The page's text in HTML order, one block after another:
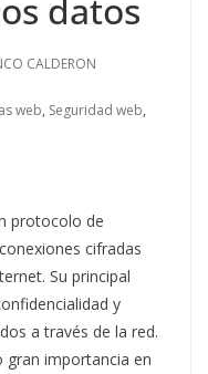
datos
CALDERON
web, Seguridad web,
protocolo de
cifradas
Su principal
y
a través de la red.
gran importancia en